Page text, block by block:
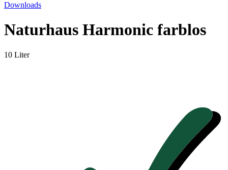
Downloads
Naturhaus Harmonic farblos
10 Liter